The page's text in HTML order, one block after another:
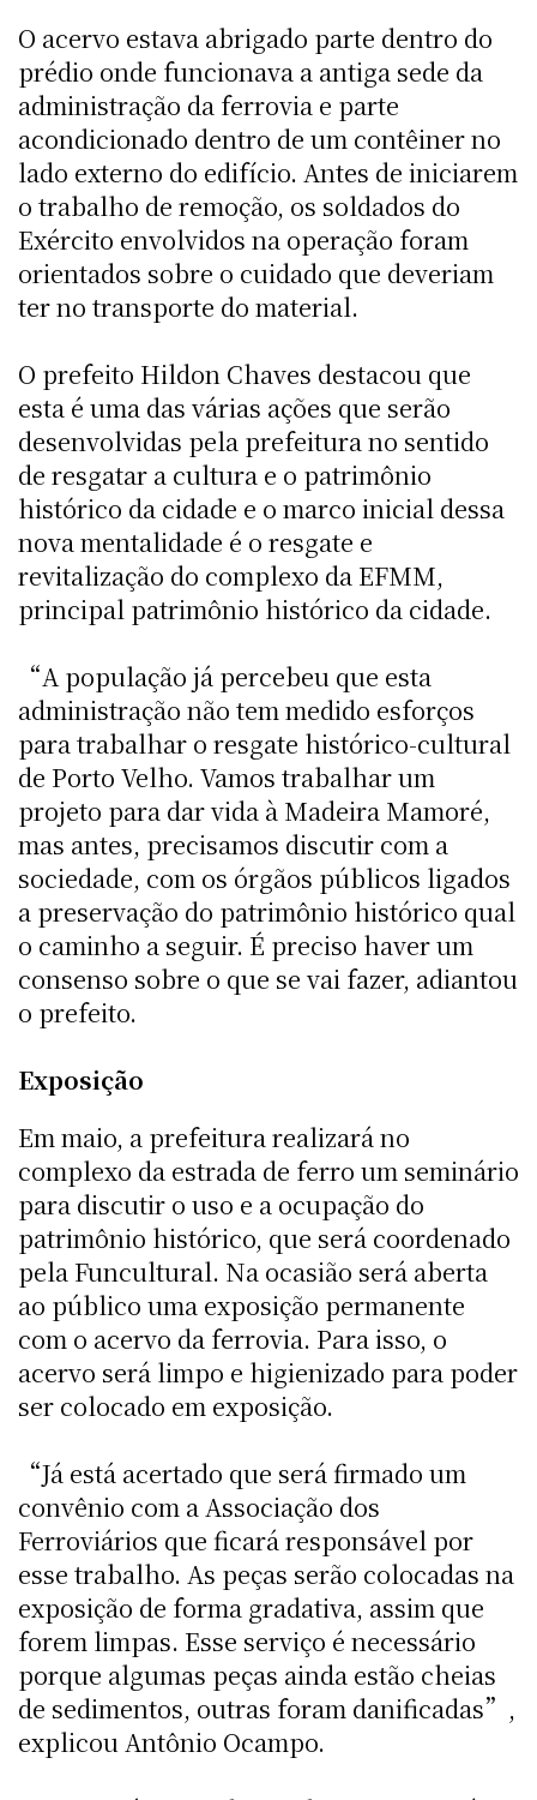
O acervo estava abrigado parte dentro do
prédio onde funcionava a antiga sede da
administração da ferrovia e parte
acondicionado dentro de um contêiner no
lado externo do edifício. Antes de iniciarem
o trabalho de remoção, os soldados do
Exército envolvidos na operação foram
orientados sobre o cuidado que deveriam
ter no transporte do material.
O prefeito Hildon Chaves destacou que
esta é uma das várias ações que serão
desenvolvidas pela prefeitura no sentido
de resgatar a cultura e o patrimônio
histórico da cidade e o marco inicial dessa
nova mentalidade é o resgate e
revitalização do complexo da EFMM,
principal patrimônio histórico da cidade.
“A população já percebeu que esta
administração não tem medido esforços
para trabalhar o resgate histórico-cultural
de Porto Velho. Vamos trabalhar um
projeto para dar vida à Madeira Mamoré,
mas antes, precisamos discutir com a
sociedade, com os órgãos públicos ligados
a preservação do patrimônio histórico qual
o caminho a seguir. É preciso haver um
consenso sobre o que se vai fazer, adiantou
o prefeito.
Exposição
Em maio, a prefeitura realizará no
complexo da estrada de ferro um seminário
para discutir o uso e a ocupação do
patrimônio histórico, que será coordenado
pela Funcultural. Na ocasião será aberta
ao público uma exposição permanente
com o acervo da ferrovia. Para isso, o
acervo será limpo e higienizado para poder
ser colocado em exposição.
“Já está acertado que será firmado um
convênio com a Associação dos
Ferroviários que ficará responsável por
esse trabalho. As peças serão colocadas na
exposição de forma gradativa, assim que
forem limpas. Esse serviço é necessário
porque algumas peças ainda estão cheias
de sedimentos, outras foram danificadas”,
explicou Antônio Ocampo.